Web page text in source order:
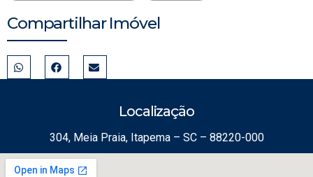
Compartilhar Imóvel
Localização
304, Meia Praia, Itapema – SC – 88220-000